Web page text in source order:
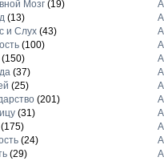
Мозг(19)
(13)
и Слух(43)
(100)
(150)
(37)
(25)
(201)
(31)
(24)
(29)